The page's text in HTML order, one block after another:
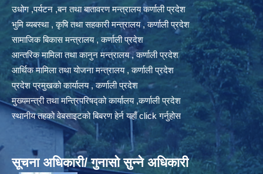
उधोग ,पर्यटन ,बन तथा बातावरण मन्त्रालय कर्णाली प्रदेश
भुमि ब्यबस्था , कृषि तथा सहकारी मन्त्रालय , कर्णाली प्रदेश
सामाजिक बिकास मन्त्रालय , कर्णाली प्रदेश
आन्तरिक मामिला तथा कानुन मन्त्रालय , कर्णाली प्रदेश
आर्थिक मामिला तथा योजना मन्त्रालय , कर्णाली प्रदेश
प्रदेश प्रमुखको कार्यालय , कर्णाली प्रदेश
मुख्यमन्त्री तथा मन्त्रिपरिषद्को कार्यालय ,कर्णाली प्रदेश
स्थानीय तहको वेबसाइटको बिबरण हेर्न यहाँ click गर्नुहोस
सूचना अधिकारी/ गुनासो सुन्ने अधिकारी